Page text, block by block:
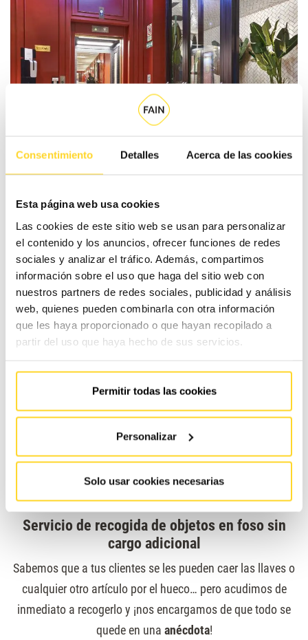
Consentimiento Detalles Acerca de las cookies
Esta página web usa cookies
Las cookies de este sitio web se usan para personalizar
el contenido y los anuncios, ofrecer funciones de redes
sociales y analizar el tráfico. Además, compartimos
información sobre el uso que haga del sitio web con
nuestros partners de redes sociales, publicidad y análisis
web, quienes pueden combinarla con otra información
que les haya proporcionado o que hayan recopilado a
partir del uso que haya hecho de sus servicios.
Permitir todas las cookies
Personalizar
Solo usar cookies necesarias
tanto los equipos como a nuestros técnicos. En todo
momento sabemos quién va a tu hotel, cuándo llega, qué
labores realiza y a qué hora se marcha. Además, como
cliente firmas los partes de trabajo y tienes disponible en el
Portal del Cliente toda la información relativa a tus
ascensores y a las intervenciones realizadas sobre ellos.
Planificación flexible: ¡No queremos molestar!
revés. Incluso nos ofrecemos a realizar operaciones de
mantenimiento en franjas pactadas para garantizar una
incidencia mínima en el servicio.
Servicio de recogida de objetos en foso sin
cargo adicional
Sabemos que a tus clientes se les pueden caer las llaves o
cualquier otro artículo por el hueco… pero acudimos de
inmediato a recogerlo y ¡nos encargamos de que todo se
quede en una anécdota!